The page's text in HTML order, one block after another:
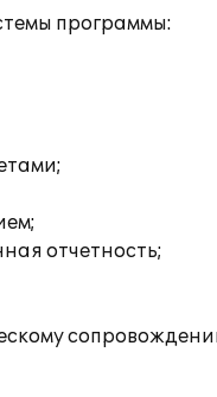
программы:
отчетность;